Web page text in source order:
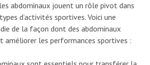
abdominaux jouent un rôle pivot dans
d’activités sportives. Voici une
de la façon dont des abdominaux
améliorer les performances sportives :